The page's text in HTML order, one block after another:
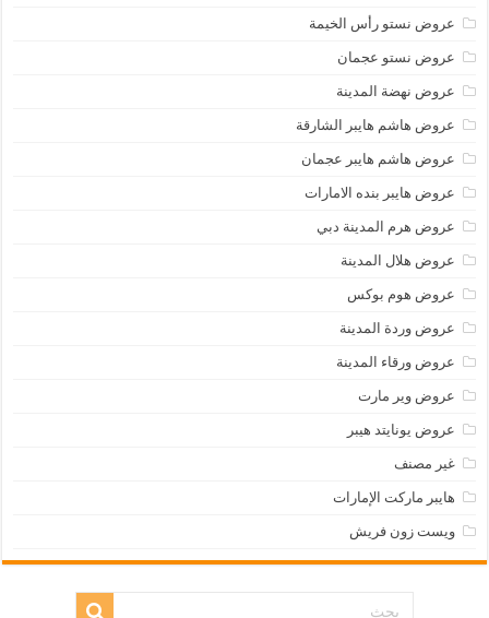
عروض نستو رأس الخيمة
عروض نستو عجمان
عروض نهضة المدينة
عروض هاشم هايبر الشارقة
عروض هاشم هايبر عجمان
عروض هايبر بنده الامارات
عروض هرم المدينة دبي
عروض هلال المدينة
عروض هوم بوكس
عروض وردة المدينة
عروض ورقاء المدينة
عروض وير مارت
عروض يونايتد هيبر
غير مصنف
هايبر ماركت الإمارات
ويست زون فريش